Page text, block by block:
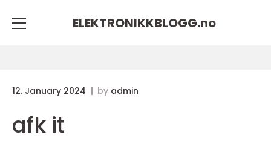
ELEKTRONIKKBLOGG.no
12. January 2024 by admin
afk it